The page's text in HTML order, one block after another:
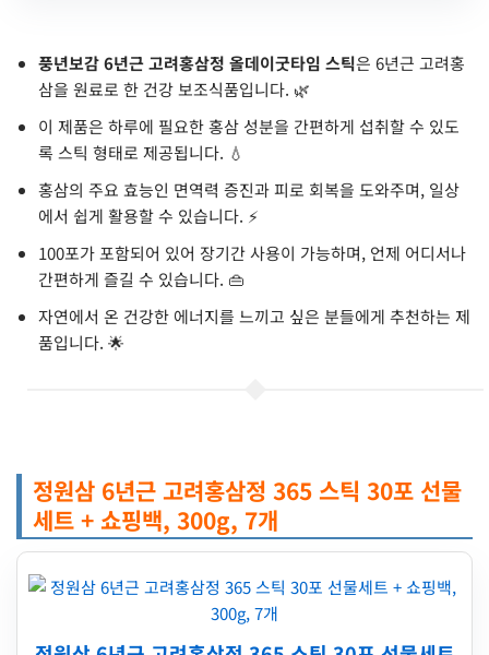
풍년보감 6년근 고려홍삼정 올데이굿타임 스틱은 6년근 고려홍
삼을 원료로 한 건강 보조식품입니다. 🌿
이 제품은 하루에 필요한 홍삼 성분을 간편하게 섭취할 수 있도
록 스틱 형태로 제공됩니다. 💧
홍삼의 주요 효능인 면역력 증진과 피로 회복을 도와주며, 일상
에서 쉽게 활용할 수 있습니다. ⚡
100포가 포함되어 있어 장기간 사용이 가능하며, 언제 어디서나
간편하게 즐길 수 있습니다. 👜
자연에서 온 건강한 에너지를 느끼고 싶은 분들에게 추천하는 제
품입니다. 🌟
정원삼 6년근 고려홍삼정 365 스틱 30포 선물
세트 + 쇼핑백, 300g, 7개